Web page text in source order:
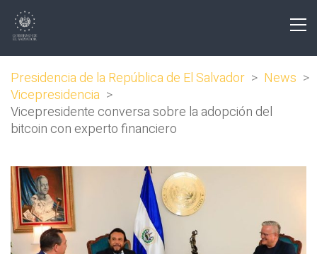
Presidencia de la República de El Salvador > News >
Vicepresidencia >
Vicepresidente conversa sobre la adopción del
bitcoin con experto financiero